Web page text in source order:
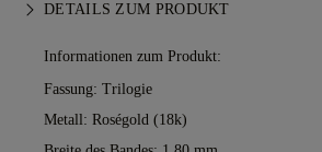
DETAILS ZUM PRODUKT
Informationen zum Produkt:
Fassung: Trilogie
Metall: Roségold (18k)